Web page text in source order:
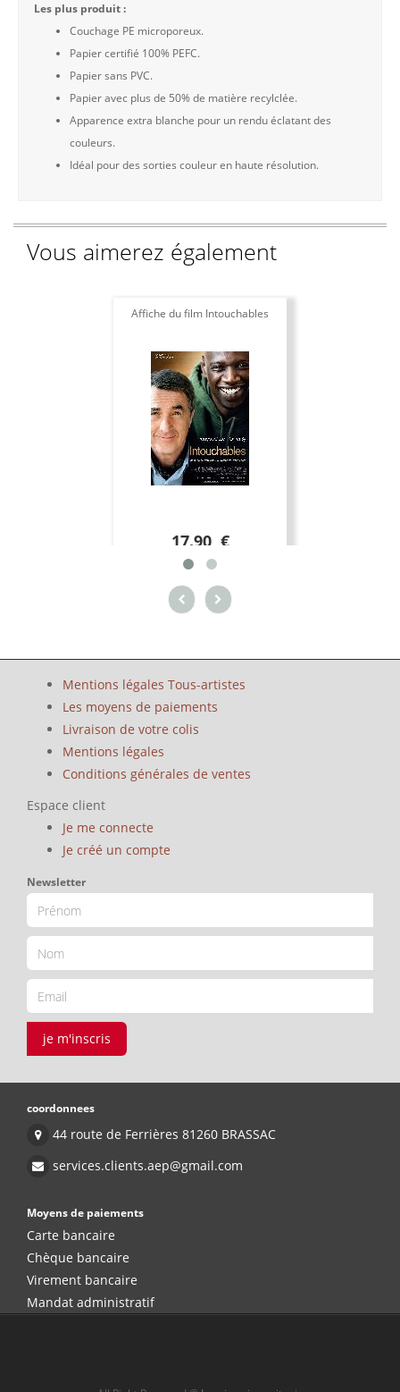
Les plus produit :
Couchage PE microporeux.
Papier certifié 100% PEFC.
Papier sans PVC.
Papier avec plus de 50% de matière recylclée.
Apparence extra blanche pour un rendu éclatant des
couleurs.
Idéal pour des sorties couleur en haute résolution.
Vous aimerez également
Affiche du film Intouchables
17.90 €
Mentions légales Tous-artistes
Les moyens de paiements
Livraison de votre colis
Mentions légales
Conditions générales de ventes
Espace client
Je me connecte
Je créé un compte
Newsletter
je m'inscris
coordonnees
44 route de Ferrières 81260 BRASSAC
services.clients.aep@gmail.com
Moyens de paiements
Carte bancaire
Chèque bancaire
Virement bancaire
Mandat administratif